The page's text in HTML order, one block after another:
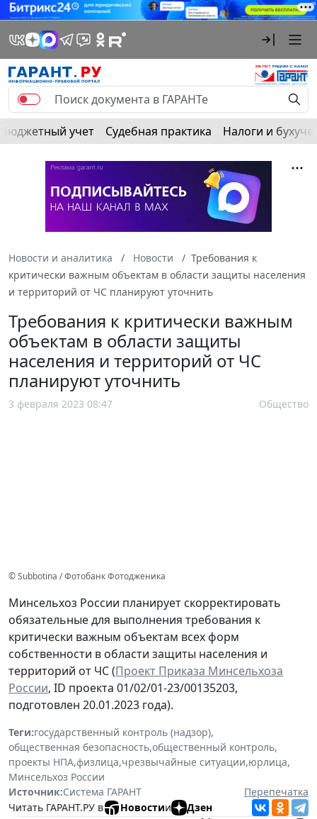
Бюджетный учет Судебная практика Налоги и
Новости и аналитика Новости
Требования к
критически важным объектам в области защиты населения
и территорий от ЧС планируют уточнить
Требования к критически важным
объектам в области защиты
населения и территорий от ЧС
планируют уточнить
3 февраля 2023 08:47 Общество
© Subbotina / Фотобанк Фотодженика
Минсельхоз России планирует скорректировать
обязательные для выполнения требования к
критически важным объектам всех форм
собственности в области защиты населения и
территорий от ЧС (Проект Приказа Минсельхоза
России, ID проекта 01/02/01-23/00135203,
подготовлен 20.01.2023 года).
Теги:государственный контроль (надзор),
общественная безопасность,общественный контроль,
проекты НПА,физлица,чрезвычайные ситуации,юрлица,
Минсельхоз России
Источник:Система ГАРАНТ
Перепечатка
Читать ГАРАНТ.РУ в
Новостии Дзен